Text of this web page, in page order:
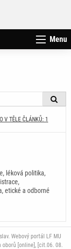
Menu
V TĚLE ČLÁNKŮ: 1
léková politika,
etické a odborné
Webový portál LF MU
[online], [cit.06. 08.